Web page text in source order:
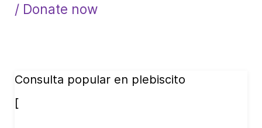
/ Donate now
Consulta popular en plebiscito
[